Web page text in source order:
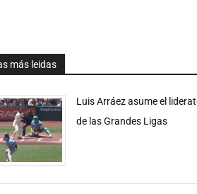
más leidas
Luis Arráez asume el
de las Grandes Ligas